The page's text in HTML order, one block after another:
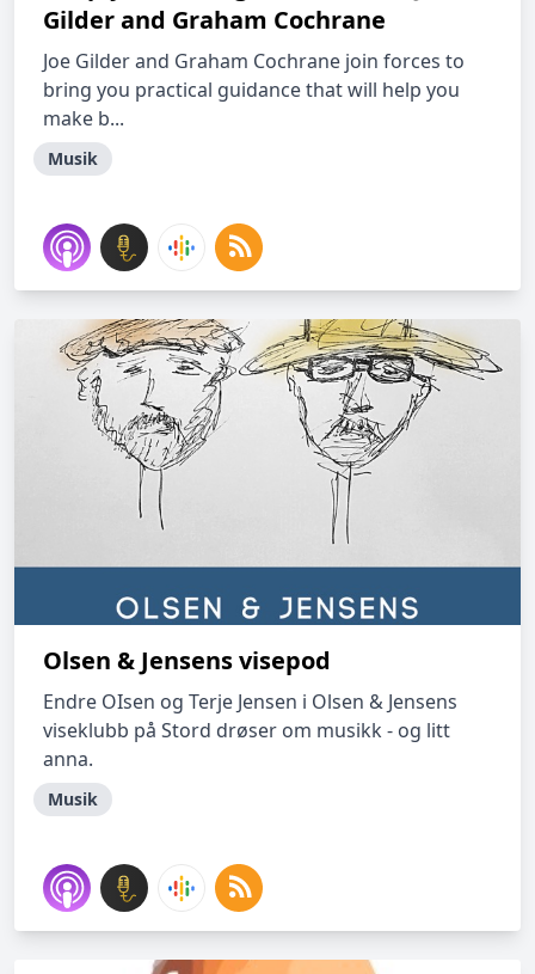
Gilder and Graham Cochrane
Joe Gilder and Graham Cochrane join forces to
bring you practical guidance that will help you
make b...
Musik
Olsen & Jensens visepod
Endre OIsen og Terje Jensen i Olsen & Jensens
viseklubb på Stord drøser om musikk - og litt
anna.
Musik